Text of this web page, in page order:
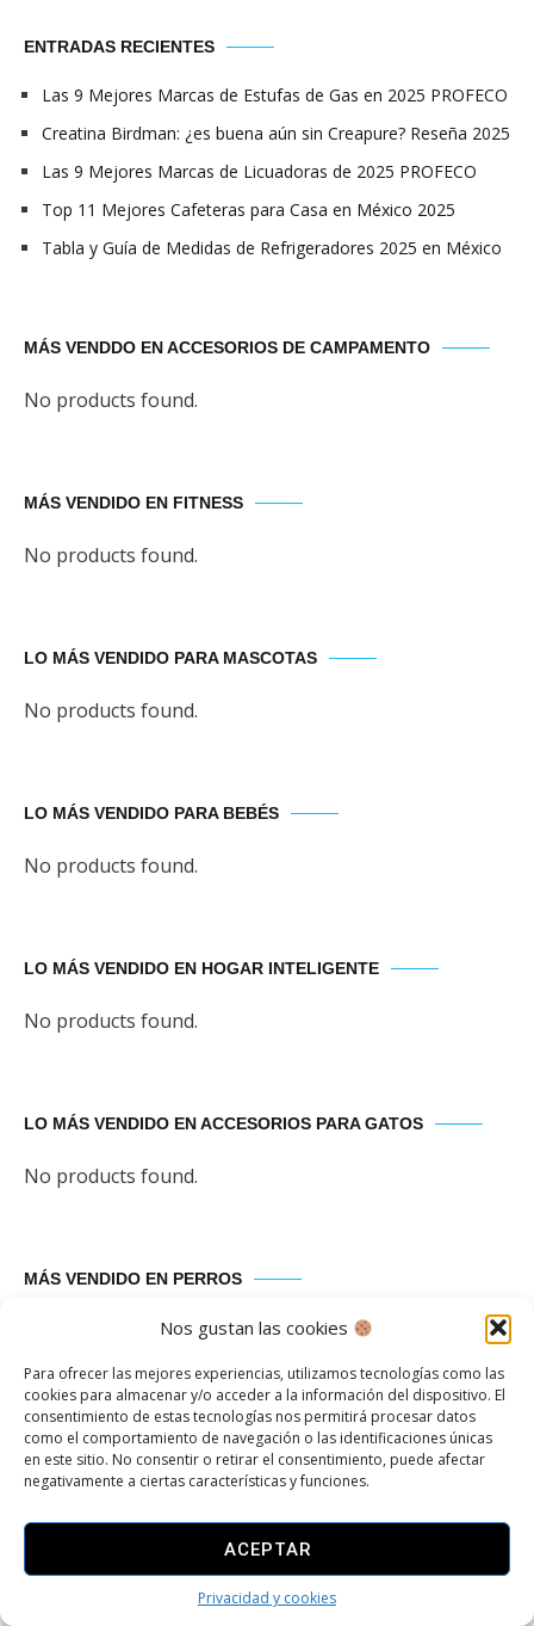
Nos gustan las cookies
Para ofrecer las mejores experiencias, utilizamos tecnologías como las
cookies para almacenar y/o acceder a la información del dispositivo. El
consentimiento de estas tecnologías nos permitirá procesar datos
como el comportamiento de navegación o las identificaciones únicas
en este sitio. No consentir o retirar el consentimiento, puede afectar
negativamente a ciertas características y funciones.
ACEPTAR
Privacidad y cookies
ENTRADAS RECIENTES
Las 9 Mejores Marcas de Estufas de Gas en 2025 PROFECO
Creatina Birdman: ¿es buena aún sin Creapure? Reseña 2025
Las 9 Mejores Marcas de Licuadoras de 2025 PROFECO
Top 11 Mejores Cafeteras para Casa en México 2025
Tabla y Guía de Medidas de Refrigeradores 2025 en México
MÁS VENDDO EN ACCESORIOS DE CAMPAMENTO
No products found.
MÁS VENDIDO EN FITNESS
No products found.
LO MÁS VENDIDO PARA MASCOTAS
No products found.
LO MÁS VENDIDO PARA BEBÉS
No products found.
LO MÁS VENDIDO EN HOGAR INTELIGENTE
No products found.
LO MÁS VENDIDO EN ACCESORIOS PARA GATOS
No products found.
MÁS VENDIDO EN PERROS
No products found.
LO MÁS VENDIDO EN HOGAR Y ELECTRODOMESTICOS
No products found.
LO MÁS VENDIDO EN HOGAR Y BAÑO